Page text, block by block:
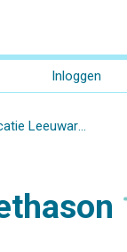
Inloggen
Leeuwarden